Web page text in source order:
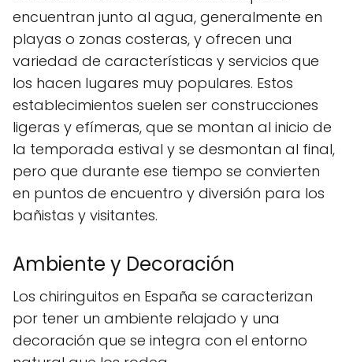
encuentran junto al agua, generalmente en
playas o zonas costeras, y ofrecen una
variedad de características y servicios que
los hacen lugares muy populares. Estos
establecimientos suelen ser construcciones
ligeras y efímeras, que se montan al inicio de
la temporada estival y se desmontan al final,
pero que durante ese tiempo se convierten
en puntos de encuentro y diversión para los
bañistas y visitantes.
Ambiente y Decoración
Los chiringuitos en España se caracterizan
por tener un ambiente relajado y una
decoración que se integra con el entorno